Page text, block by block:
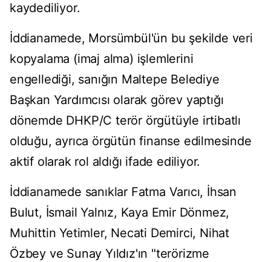
kaydediliyor.
İddianamede, Morsümbül'ün bu şekilde veri
kopyalama (imaj alma) işlemlerini
engellediği, sanığın Maltepe Belediye
Başkan Yardımcısı olarak görev yaptığı
dönemde DHKP/C terör örgütüyle irtibatlı
olduğu, ayrıca örgütün finanse edilmesinde
aktif olarak rol aldığı ifade ediliyor.
İddianamede sanıklar Fatma Varıcı, İhsan
Bulut, İsmail Yalnız, Kaya Emir Dönmez,
Muhittin Yetimler, Necati Demirci, Nihat
Özbey ve Sunay Yıldız'ın "terörizme